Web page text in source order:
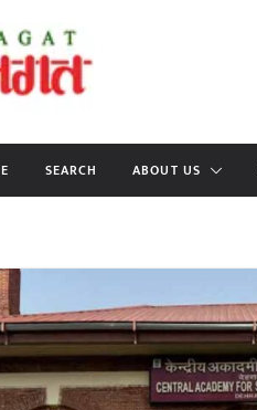
SEARCH ABOUT US